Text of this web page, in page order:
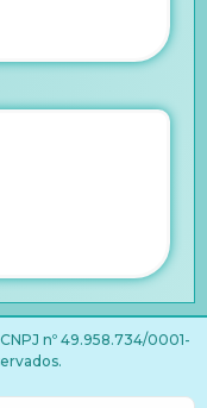
nº 49.958.734/0001-